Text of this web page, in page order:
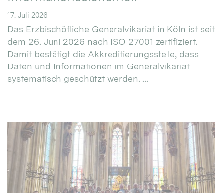
17. Juli 2026
Das Erzbischöfliche Generalvikariat in Köln ist seit
dem 26. Juni 2026 nach ISO 27001 zertifiziert.
Damit bestätigt die Akkreditierungsstelle, dass
Daten und Informationen im Generalvikariat
systematisch geschützt werden. ...